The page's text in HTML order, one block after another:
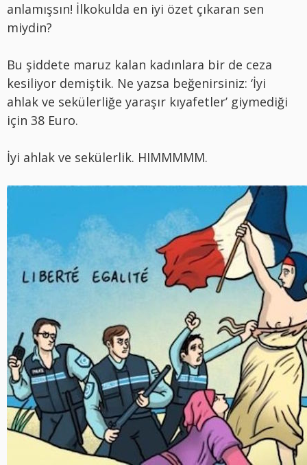
anlamışsın! İlkokulda en iyi özet çıkaran sen
miydin?
Bu şiddete maruz kalan kadınlara bir de ceza
kesiliyor demiştik. Ne yazsa beğenirsiniz: ‘İyi
ahlak ve sekülerliğe yaraşır kıyafetler’ giymediği
için 38 Euro.
İyi ahlak ve sekülerlik. HIMMMMM.